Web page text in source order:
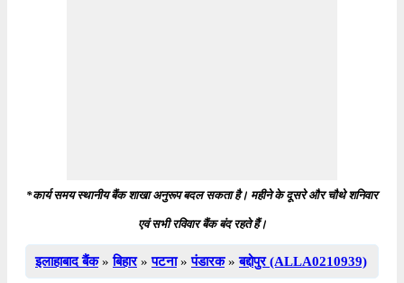
*कार्य समय स्थानीय बैंक शाखा अनुरूप बदल सकता है। महीने के दूसरे और चौथे शनिवार
एवं सभी रविवार बैंक बंद रहते हैं।
इलाहाबाद बैंक » बिहार » पटना » पंडारक » बद्दोपुर (ALLA0210939)